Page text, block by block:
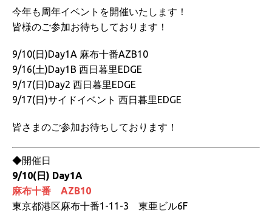
今年も周年イベントを開催いたします！
皆様のご参加お待ちしております！
9/10(日)Day1A 麻布十番AZB10
9/16(土)Day1B 西日暮里EDGE
9/17(日)Day2 西日暮里EDGE
9/17(日)サイドイベント 西日暮里EDGE
皆さまのご参加お待ちしております！
◆開催日
9/10(日) Day1A
麻布十番 AZB10
東京都港区麻布十番1-11-3 東亜ビル6F